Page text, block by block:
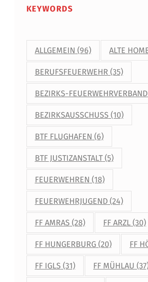
KEYWORDS
ALLGEMEIN (96) ALTE
BERUFSFEUERWEHR (35)
BEZIRKS-FEUERWEHRVERBAND
BEZIRKSAUSSCHUSS (10)
BTF FLUGHAFEN (6)
BTF JUSTIZANSTALT(5)
FEUERWEHREN (18)
FEUERWEHRJUGEND(24)
FF AMRAS (28) FF ARZL (30)
FF HUNGERBURG(20) FF
FF IGLS (31) FF MÜHLAU